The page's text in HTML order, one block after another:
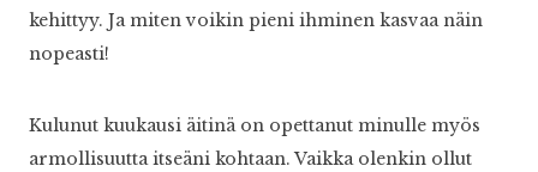
kehittyy. Ja miten voikin pieni ihminen kasvaa näin
nopeasti!
Kulunut kuukausi äitinä on opettanut minulle myös
armollisuutta itseäni kohtaan. Vaikka olenkin ollut